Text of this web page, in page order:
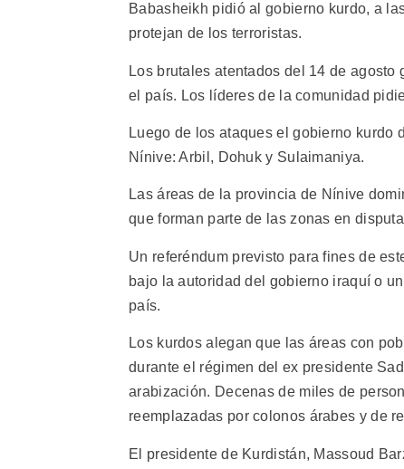
Babasheikh pidió al gobierno kurdo, a
protejan de los terroristas.
Los brutales atentados del 14 de
el país. Los líderes de la comunidad
Luego de los ataques el gobierno
Nínive: Arbil, Dohuk y Sulaimaniya.
Las áreas de la provincia de Nínive
que forman parte de las zonas en
Un referéndum previsto para fines de
bajo la autoridad del gobierno iraquí o
país.
Los kurdos alegan que las áreas con
durante el régimen del ex presidente
arabización. Decenas de miles de
reemplazadas por colonos árabes y de
El presidente de Kurdistán, Massoud